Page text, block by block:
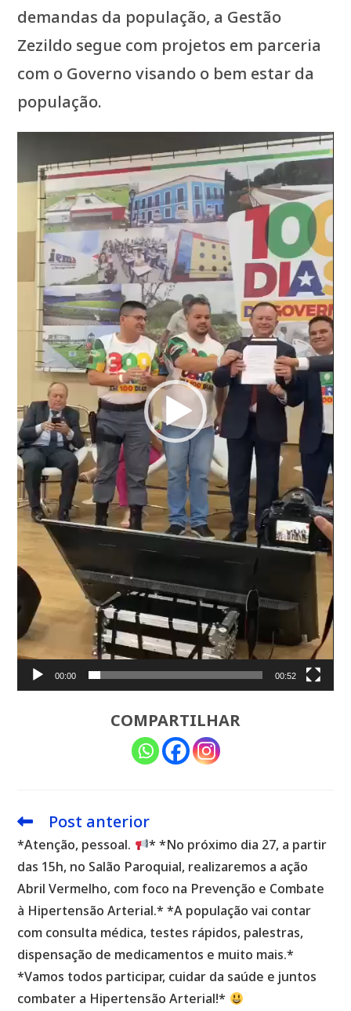
demandas da população, a Gestão
Zezildo segue com projetos em parceria
com o Governo visando o bem estar da
população.
vídeo
00:00 00:52
COMPARTILHAR
Leia
artigos
Post anterior
*Atenção, pessoal.
* *No próximo dia 27, a partir
das 15h, no Salão Paroquial, realizaremos a ação
Abril Vermelho, com foco na Prevenção e Combate
à Hipertensão Arterial.* *A população vai contar
com consulta médica, testes rápidos, palestras,
dispensação de medicamentos e muito mais.*
*Vamos todos participar, cuidar da saúde e juntos
combater a Hipertensão Arterial!*